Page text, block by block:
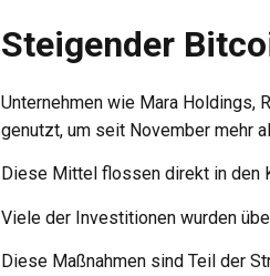
Steigender
Unternehmen wie Mara Holdings,
genutzt, um seit November mehr
Diese Mittel flossen direkt in den
Viele der Investitionen wurden
Diese Maßnahmen sind Teil der